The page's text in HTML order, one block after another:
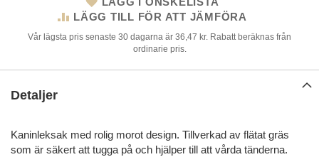
LÄGG TILL FÖR ATT JÄMFÖRA
Vår lägsta pris senaste 30 dagarna är 36,47 kr. Rabatt beräknas från
ordinarie pris.
Detaljer
Kaninleksak med rolig morot design. Tillverkad av flätat gräs
som är säkert att tugga på och hjälper till att vårda tänderna.